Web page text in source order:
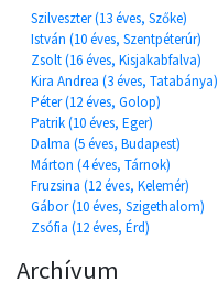
Szilveszter (13 éves, Szőke)
István (10 éves, Szentpéterúr)
Zsolt (16 éves, Kisjakabfalva)
Kira Andrea (3 éves, Tatabánya)
Péter (12 éves, Golop)
Patrik (10 éves, Eger)
Dalma (5 éves, Budapest)
Márton (4 éves, Tárnok)
Fruzsina (12 éves, Kelemér)
Gábor (10 éves, Szigethalom)
Zsófia (12 éves, Érd)
Archívum